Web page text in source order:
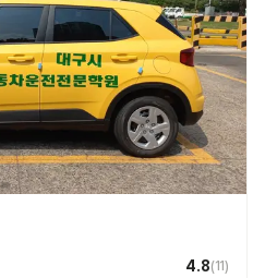
4.8(11)